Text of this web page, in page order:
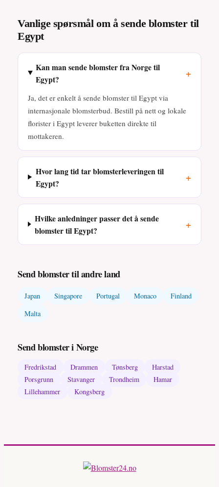
Vanlige spørsmål om å sende blomster til
Egypt
Kan man sende blomster fra Norge til
Egypt?
+
Ja, det er enkelt å sende blomster til Egypt via
internasjonale blomsterbud. Bestill på nett og lokale
florister i Egypt leverer buketten direkte til
mottakeren.
Hvor lang tid tar blomsterleveringen til
Egypt?
+
Hvilke anledninger passer det å sende
blomster til Egypt?
+
Send blomster til andre land
Japan Singapore Portugal Monaco
Finland
Malta
Send blomster i Norge
Fredrikstad Drammen Tønsberg
Harstad
Porsgrunn
Stavanger Trondheim
Hamar
Lillehammer
Kongsberg